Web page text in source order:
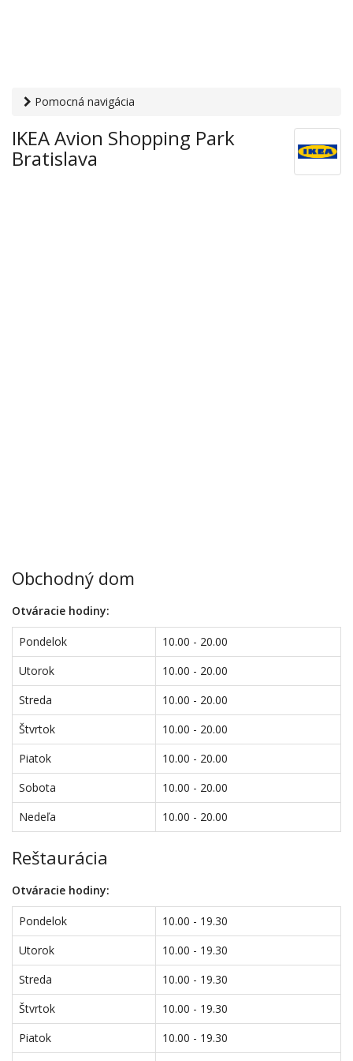
Pomocná navigácia
IKEA Avion Shopping Park Bratislava
IKEA Avion Shopping Park
Bratislava
Obchodný dom
Otváracie hodiny:
Pondelok
10.00 - 20.00
Utorok
10.00 - 20.00
Streda
10.00 - 20.00
Štvrtok
10.00 - 20.00
Piatok
10.00 - 20.00
Sobota
10.00 - 20.00
Nedeľa
10.00 - 20.00
Reštaurácia
Otváracie hodiny:
Pondelok
10.00 - 19.30
Utorok
10.00 - 19.30
Streda
10.00 - 19.30
Štvrtok
10.00 - 19.30
Piatok
10.00 - 19.30